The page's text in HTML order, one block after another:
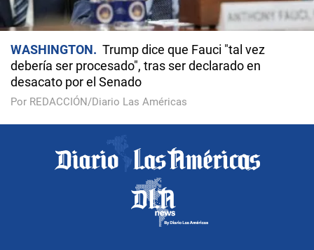
WASHINGTON
Trump dice que Fauci "tal vez
debería ser procesado", tras ser declarado en
desacato por el Senado
Por REDACCIÓN/Diario Las Américas